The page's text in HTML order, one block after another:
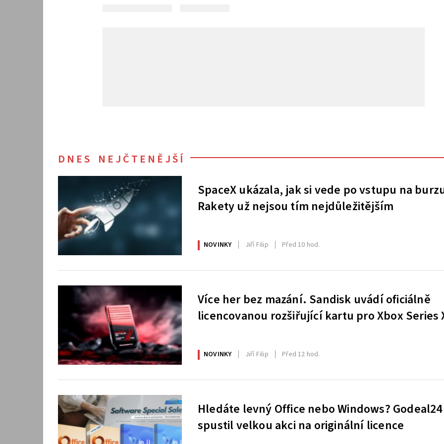
DNES NEJČTENĚJŠÍ
SpaceX ukázala, jak si vede po vstupu na
Rakety už nejsou tím nejdůležitějším
NOVINKY Jiří Filip Před 10 hod.
Více her bez mazání. Sandisk uvádí oficiálně
licencovanou rozšiřující kartu pro Xbox Series
NOVINKY Jiří Filip Před 12 hod.
Hledáte levný Office nebo Windows? Godeal24
spustil velkou akci na originální licence